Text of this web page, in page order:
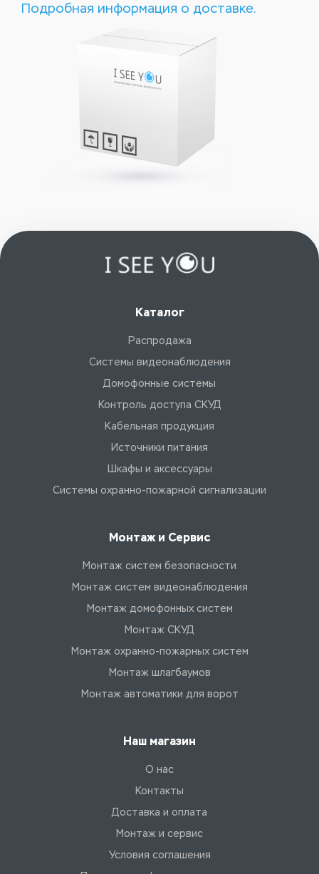
Подробная информация о доставке.
Каталог
Распродажа
Системы видеонаблюдения
Домофонные системы
Контроль доступа СКУД
Кабельная продукция
Источники питания
Шкафы и аксессуары
Системы охранно-пожарной сигнализации
Монтаж и Сервис
Монтаж систем безопасности
Монтаж систем видеонаблюдения
Монтаж домофонных систем
Монтаж СКУД
Монтаж охранно-пожарных систем
Монтаж шлагбаумов
Монтаж автоматики для ворот
Наш магазин
О нас
Контакты
Доставка и оплата
Монтаж и сервис
Условия соглашения